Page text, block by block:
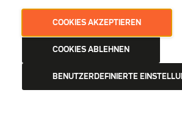
COOKIES AKZEPTIEREN
COOKIES ABLEHNEN
BENUTZERDEFINIERTE
Verbindung zum jeweiligen
und Facebook die Daten für eigene
entsprechend der Facebook-
Datenverwendungsrichtlinie
kann Facebook das Schalten von
Seiten von Facebook sowie außerhalb